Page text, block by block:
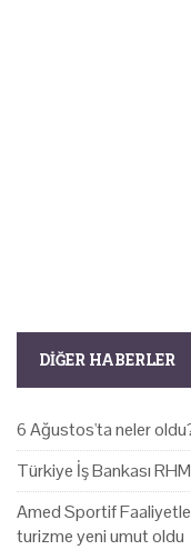
DIĞER HABERLER
6 Ağustos'ta neler
Türkiye İş Bankası
Amed Sportif
turizme yeni umut oldu